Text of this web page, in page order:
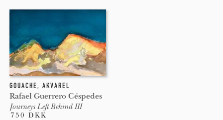
GOUACHE, AKVAREL
Rafael Guerrero Céspedes
Journeys Left Behind III
750 DKK